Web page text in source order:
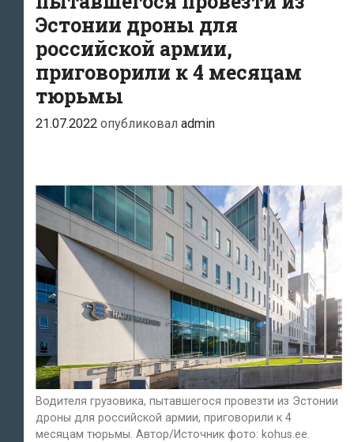
Эстонии дроны для
российской армии,
приговорили к 4 месяцам
тюрьмы
21.07.2022 опубликовал admin
Водителя грузовика, пытавшегося провезти из Эстонии
дроны для российской армии, приговорили к 4
месяцам тюрьмы. Автор/Источник фото: kohus.ee.